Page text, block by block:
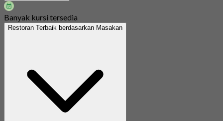
Banyak kursi tersedia
Restoran Terbaik berdasarkan Masakan